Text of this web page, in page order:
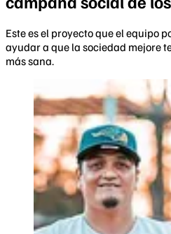
Este es el proyecto que el equipo
ayudar a que la sociedad mejore
más sana.